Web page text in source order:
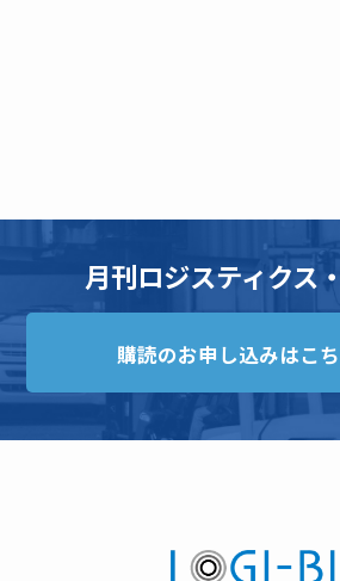
月刊ロジスティクス
購読のお申し込みはこ